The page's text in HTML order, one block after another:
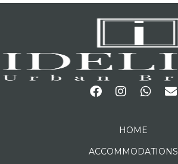
HOME
ACCOMMODATIONS